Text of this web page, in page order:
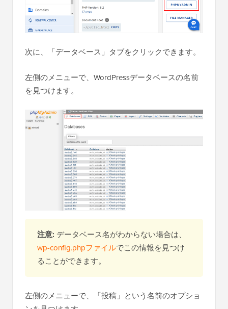
次に、「データベース」タブをクリックできます。
左側のメニューで、WordPressデータベースの名前
を見つけます。
注意: データベース名がわからない場合は、
wp-config.phpファイルでこの情報を見つけ
ることができます。
左側のメニューで、「投稿」という名前のオプショ